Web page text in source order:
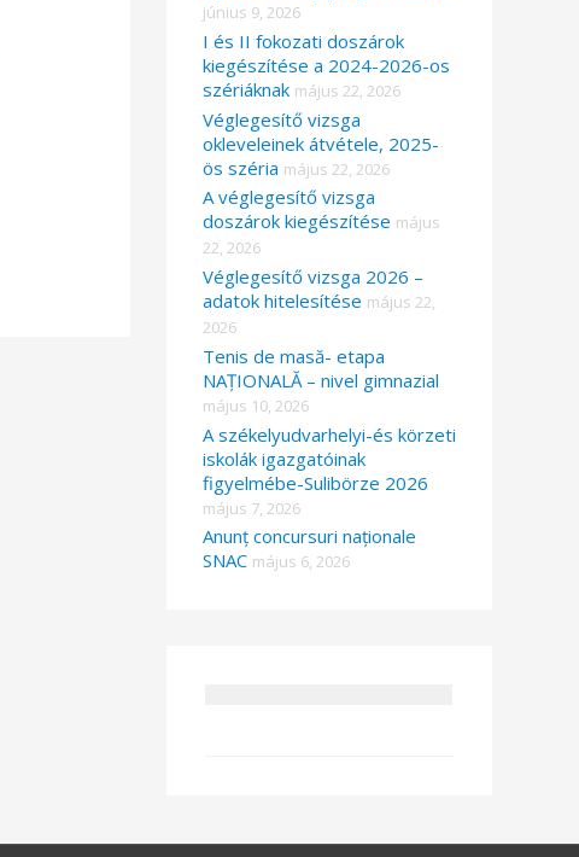
június 9, 2026
I és II fokozati doszárok
kiegészítése a 2024-2026-os
szériáknak május 22, 2026
Véglegesítő vizsga
okleveleinek átvétele, 2025-
ös széria május 22, 2026
A véglegesítő vizsga
doszárok kiegészítése május
22, 2026
Véglegesítő vizsga 2026 –
adatok hitelesítése május 22,
2026
Tenis de masă- etapa
NAȚIONALĂ – nivel gimnazial
május 10, 2026
A székelyudvarhelyi-és körzeti
iskolák igazgatóinak
figyelmébe-Sulibörze 2026
május 7, 2026
Anunț concursuri naționale
SNAC május 6, 2026